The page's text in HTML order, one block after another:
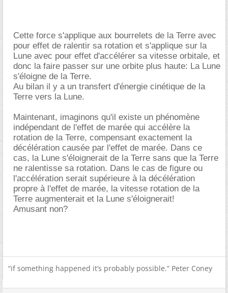
Cette force s'applique aux bourrelets de la Terre avec
pour effet de ralentir sa rotation et s'applique sur la
Lune avec pour effet d'accélérer sa vitesse orbitale, et
donc la faire passer sur une orbite plus haute: La Lune
s'éloigne de la Terre.
Au bilan il y a un transfert d'énergie cinétique de la
Terre vers la Lune.
Maintenant, imaginons qu'il existe un phénomène
indépendant de l'effet de marée qui accélère la
rotation de la Terre, compensant exactement la
décélération causée par l'effet de marée. Dans ce
cas, la Lune s'éloignerait de la Terre sans que la Terre
ne ralentisse sa rotation. Dans le cas de figure ou
l'accélération serait supérieure à la décélération
propre à l'effet de marée, la vitesse rotation de la
Terre augmenterait et la Lune s'éloignerait!
Amusant non?
“if something happened it’s probably possible.” Peter Coney